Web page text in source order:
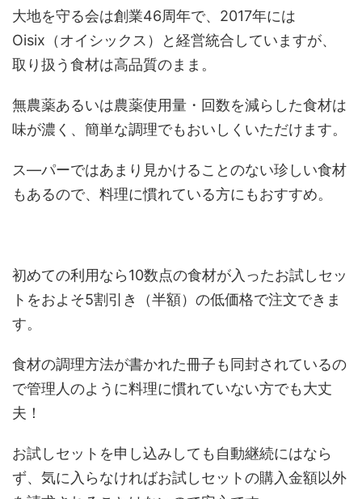
大地を守る会は創業46周年で、2017年には
Oisix（オイシックス）と経営統合していますが、
取り扱う食材は高品質のまま。
無農薬あるいは農薬使用量・回数を減らした食材は
味が濃く、簡単な調理でもおいしくいただけます。
ス―パーではあまり見かけることのない珍しい食材
もあるので、料理に慣れている方にもおすすめ。
初めての利用なら10数点の食材が入ったお試しセッ
トをおよそ5割引き（半額）の低価格で注文できま
す。
食材の調理方法が書かれた冊子も同封されているの
で管理人のように料理に慣れていない方でも大丈
夫！
お試しセットを申し込みしても自動継続にはなら
ず、気に入らなければお試しセットの購入金額以外